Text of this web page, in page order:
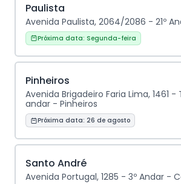
Paulista
Avenida Paulista, 2064/2086 - 21º
Próxima data: Segunda-feira
Pinheiros
Avenida Brigadeiro Faria Lima, 1461 -
andar - Pinheiros
Próxima data: 26 de agosto
Santo André
Avenida Portugal, 1285 - 3º Andar -